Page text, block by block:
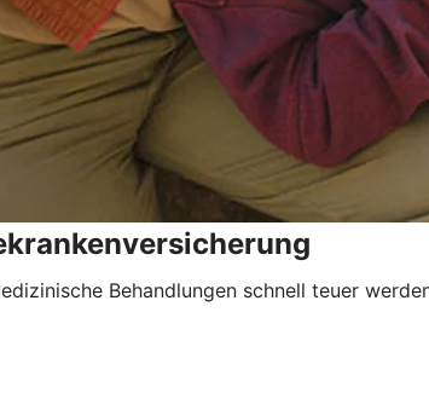
Behandlungen schnell teuer